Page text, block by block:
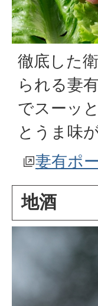
徹底した
られる妻
でスーッ
とうま味
妻有ポ
地酒